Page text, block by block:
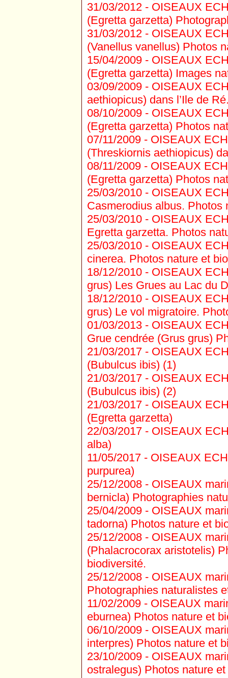
31/03/2012 - OISEAUX
(Egretta garzetta)
31/03/2012 - OISEAUX
(Vanellus vanellus) Photos
15/04/2009 - OISEAUX
(Egretta garzetta) Images
03/09/2009 - OISEAUX
aethiopicus) dans l’Ile de
08/10/2009 - OISEAUX
(Egretta garzetta) Photos
07/11/2009 - OISEAUX
(Threskiornis aethiopicus)
08/11/2009 - OISEAUX
(Egretta garzetta) Photos
25/03/2010 - OISEAUX
Casmerodius albus. Photos
25/03/2010 - OISEAUX
Egretta garzetta. Photos
25/03/2010 - OISEAUX
cinerea. Photos nature et
18/12/2010 - OISEAUX
grus) Les Grues au Lac du
18/12/2010 - OISEAUX
grus) Le vol migratoire.
01/03/2013 - OISEAUX
Grue cendrée (Grus grus)
21/03/2017 - OISEAUX
(Bubulcus ibis) (1)
21/03/2017 - OISEAUX
(Bubulcus ibis) (2)
21/03/2017 - OISEAUX
(Egretta garzetta)
22/03/2017 - OISEAUX
alba)
11/05/2017 - OISEAUX
purpurea)
25/12/2008 - OISEAUX
bernicla) Photographies
25/04/2009 - OISEAUX
tadorna) Photos nature et
25/12/2008 - OISEAUX
(Phalacrocorax aristotelis)
biodiversité.
25/12/2008 - OISEAUX
Photographies naturalistes
11/02/2009 - OISEAUX
eburnea) Photos nature et
06/10/2009 - OISEAUX
interpres) Photos nature et
23/10/2009 - OISEAUX
ostralegus) Photos nature